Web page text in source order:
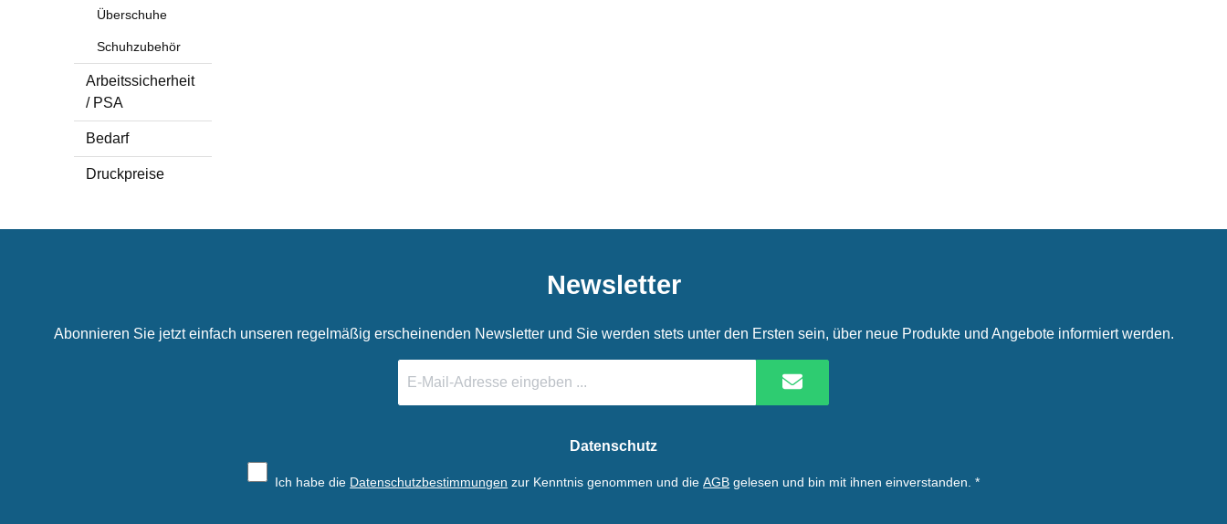
Überschuhe
Schuhzubehör
Arbeitssicherheit
/ PSA
Bedarf
Druckpreise
Newsletter
Abonnieren Sie jetzt einfach unseren regelmäßig erscheinenden Newsletter und Sie werden stets unter den Ersten sein, über neue Produkte und Angebote informiert werden.
Mail-
Adresse
Datenschutz
Ich habe die Datenschutzbestimmungen zur Kenntnis genommen und dieAGB gelesen und bin mit ihnen einverstanden.*